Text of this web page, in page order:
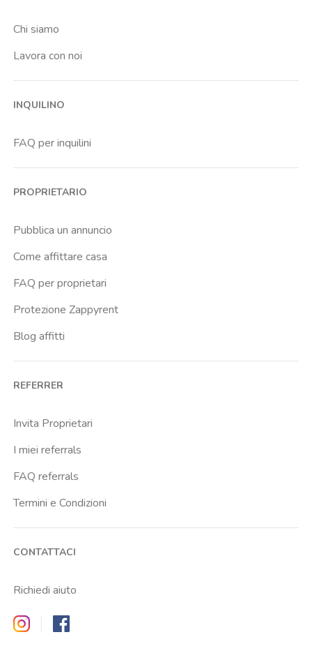
Chi siamo
Lavora con noi
INQUILINO
FAQ per inquilini
PROPRIETARIO
Pubblica un annuncio
Come affittare casa
FAQ per proprietari
Protezione Zappyrent
Blog affitti
REFERRER
Invita Proprietari
I miei referrals
FAQ referrals
Termini e Condizioni
CONTATTACI
Richiedi aiuto
Zappyrent on Instagram
Zappyrent on Facebook